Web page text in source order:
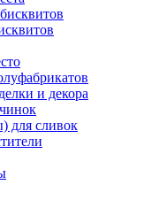
и декора
для сливок